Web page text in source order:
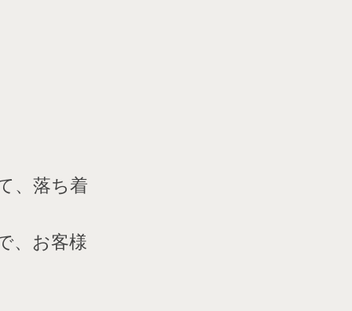
、落ち着
、お客様